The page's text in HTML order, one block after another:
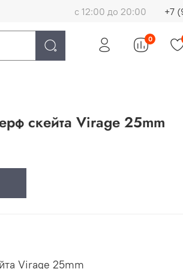
с 12:00 до 20:00 +7
0
скейта Virage 25mm
Virage 25mm